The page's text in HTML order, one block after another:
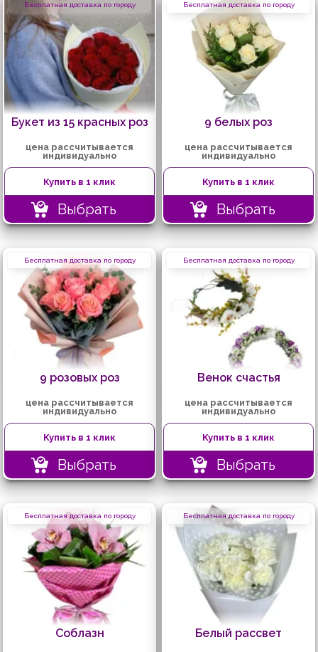
Бесплатная доставка по городу
Букет из 15 красных роз
цена рассчитывается
индивидуально
Купить в 1 клик
Выбрать
Бесплатная доставка по городу
9 белых роз
цена рассчитывается
индивидуально
Купить в 1 клик
Выбрать
Бесплатная доставка по городу
9 розовых роз
цена рассчитывается
индивидуально
Купить в 1 клик
Выбрать
Бесплатная доставка по городу
Венок счастья
цена рассчитывается
индивидуально
Купить в 1 клик
Выбрать
Бесплатная доставка по городу
Соблазн
Бесплатная доставка по городу
Белый рассвет